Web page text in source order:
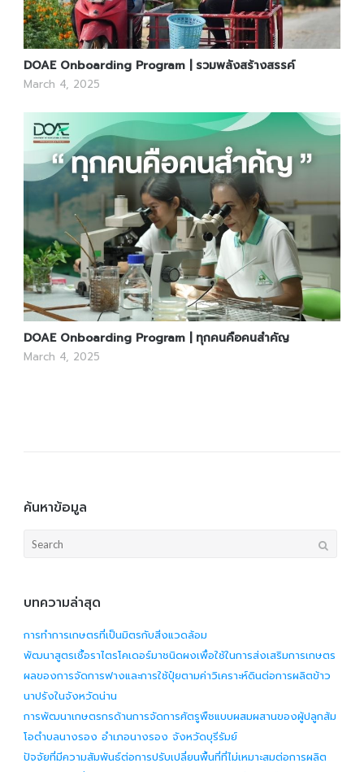
DOAE Onboarding Program | รวมพลังสร้างสรรค์
March 4, 2025
DOAE Onboarding Program | ทุกคนคือคนสำคัญ
March 4, 2025
ค้นหาข้อมูล
Search
บทความล่าสุด
การทำการเกษตรที่เป็นมิตรกับสิ่งแวดล้อม
พัฒนาสูตรเชื้อราไตรโคเดอร์มาชนิดผงเพื่อใช้ในการส่งเสริมการเกษตร
ผลของการจัดการฟางและการใช้ปุ๋ยตามค่าวิเคราะห์ดินต่อการผลิตข้าว
นาปรังในจังหวัดน่าน
การพัฒนาเกษตรกรด้านการจัดการศัตรูพืชแบบผสมผสานของผู้ปลูกส้ม
โอตำบลนางรอง อำเภอนางรอง จังหวัดบุรีรัมย์
ปัจจัยที่มีความสัมพันธ์ต่อการปรับเปลี่ยนพื้นที่ที่ไม่เหมาะสมต่อการผลิต